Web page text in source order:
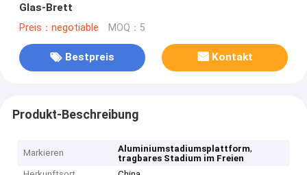
Glas-Brett
Preis：negotiable MOQ：5
Bestpreis Kontakt
Produkt-Beschreibung
Markieren Aluminiumstadiumsplattform,
tragbares Stadium im Freien